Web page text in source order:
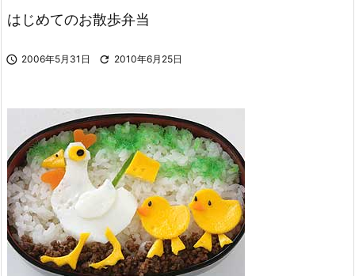
はじめてのお散歩弁当
 2006年5月31日  2010年6月25日